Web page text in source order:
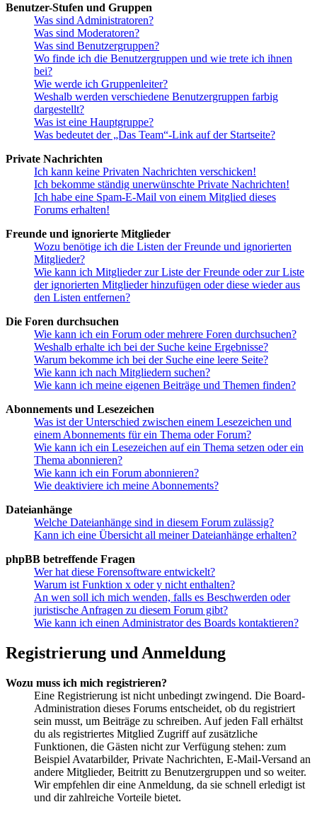
Benutzer-Stufen und Gruppen
Was sind Administratoren?
Was sind Moderatoren?
Was sind Benutzergruppen?
Wo finde ich die Benutzergruppen und wie trete ich ihnen
bei?
Wie werde ich Gruppenleiter?
Weshalb werden verschiedene Benutzergruppen farbig
dargestellt?
Was ist eine Hauptgruppe?
Was bedeutet der „Das Team“-Link auf der Startseite?
Private Nachrichten
Ich kann keine Privaten Nachrichten verschicken!
Ich bekomme ständig unerwünschte Private Nachrichten!
Ich habe eine Spam-E-Mail von einem Mitglied dieses
Forums erhalten!
Freunde und ignorierte Mitglieder
Wozu benötige ich die Listen der Freunde und ignorierten
Mitglieder?
Wie kann ich Mitglieder zur Liste der Freunde oder zur Liste
der ignorierten Mitglieder hinzufügen oder diese wieder aus
den Listen entfernen?
Die Foren durchsuchen
Wie kann ich ein Forum oder mehrere Foren durchsuchen?
Weshalb erhalte ich bei der Suche keine Ergebnisse?
Warum bekomme ich bei der Suche eine leere Seite?
Wie kann ich nach Mitgliedern suchen?
Wie kann ich meine eigenen Beiträge und Themen finden?
Abonnements und Lesezeichen
Was ist der Unterschied zwischen einem Lesezeichen und
einem Abonnements für ein Thema oder Forum?
Wie kann ich ein Lesezeichen auf ein Thema setzen oder ein
Thema abonnieren?
Wie kann ich ein Forum abonnieren?
Wie deaktiviere ich meine Abonnements?
Dateianhänge
Welche Dateianhänge sind in diesem Forum zulässig?
Kann ich eine Übersicht all meiner Dateianhänge erhalten?
phpBB betreffende Fragen
Wer hat diese Forensoftware entwickelt?
Warum ist Funktion x oder y nicht enthalten?
An wen soll ich mich wenden, falls es Beschwerden oder
juristische Anfragen zu diesem Forum gibt?
Wie kann ich einen Administrator des Boards kontaktieren?
Registrierung und Anmeldung
Wozu muss ich mich registrieren?
Eine Registrierung ist nicht unbedingt zwingend. Die Board-
Administration dieses Forums entscheidet, ob du registriert
sein musst, um Beiträge zu schreiben. Auf jeden Fall erhältst
du als registriertes Mitglied Zugriff auf zusätzliche
Funktionen, die Gästen nicht zur Verfügung stehen: zum
Beispiel Avatarbilder, Private Nachrichten, E-Mail-Versand an
andere Mitglieder, Beitritt zu Benutzergruppen und so weiter.
Wir empfehlen dir eine Anmeldung, da sie schnell erledigt ist
und dir zahlreiche Vorteile bietet.